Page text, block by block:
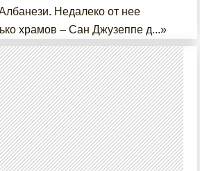
Недалеко от нее
храмов – Сан Джузеппе д...»